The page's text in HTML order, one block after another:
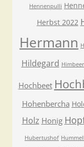
Hennenpulli
Herbst 2022
Hermann
Hildegard
Hochbeet
Hohenbercha
Holz Honig
Hubertushof